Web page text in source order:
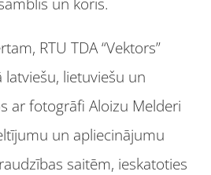
RTU TDA “Vektors”
latviešu, lietuviešu un
ar fotogrāfi Aloizu Melderi
un apliecinājumu
saitēm, ieskatoties